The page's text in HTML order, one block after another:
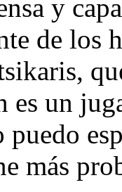
y
de los
es un
más